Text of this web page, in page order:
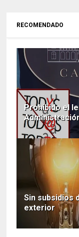
RECOMENDADO
Prohibido el
Sin subsidios
exterior